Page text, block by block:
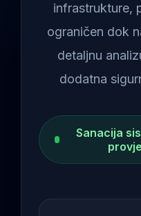
infrastrukture,
ograničen dok
detaljnu
dodatna
Sanacija